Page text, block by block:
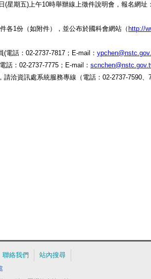
(星期五)上午10時舉辦線上徵件說明會，報名網址：
各1份（如附件），並公布於國科會網站（ http://
電話：02-2737-7817；E-mail：
話：02-2737-7775；E-mail：
洽資訊處系統服務專線（電話：02-2737-7590、
聯絡我們 站內搜尋